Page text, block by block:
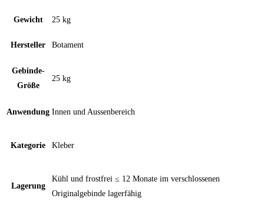
Gewicht 25 kg
Hersteller Botament
Gebinde-
Größe
25 kg
Anwendung Innen und Aussenbereich
Kategorie Kleber
Lagerung
Kühl und frostfrei ≤ 12 Monate im verschlossenen
Originalgebinde lagerfähig